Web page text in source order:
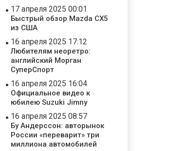
17 апреля 2025 00:01
Быстрый обзор Mazda CX5
из США
16 апреля 2025 17:12
Любителям неоретро:
английский Морган
СуперСпорт
16 апреля 2025 16:04
Официальное видео к
юбилею Suzuki Jimny
16 апреля 2025 08:57
Бу Андерссон: авторынок
России «переварит» три
миллиона автомобилей